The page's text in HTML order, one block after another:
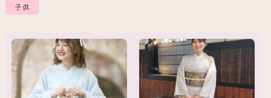
子供